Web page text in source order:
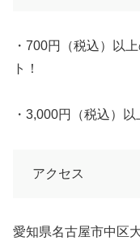
・700円（税込）以
ト！
・3,000円（税込）
アクセス
愛知県名古屋市中区